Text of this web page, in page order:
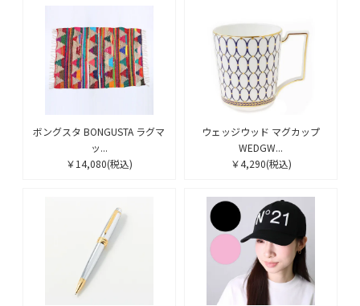
ボングスタ BONGUSTA ラグマ
ッ...
￥14,080(税込)
ウェッジウッド マグカップ
WEDGW...
￥4,290(税込)